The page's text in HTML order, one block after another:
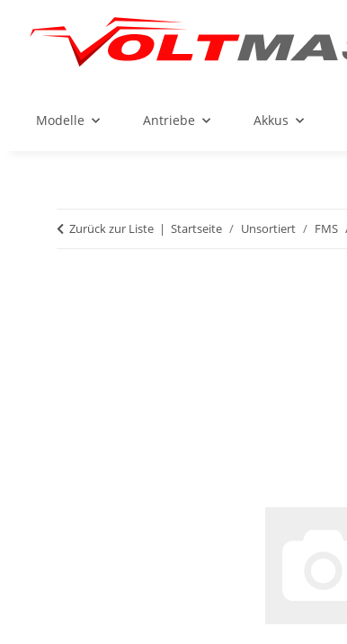
Modelle Antriebe Akkus
Zurück zur Liste Startseite Unsortiert FMS